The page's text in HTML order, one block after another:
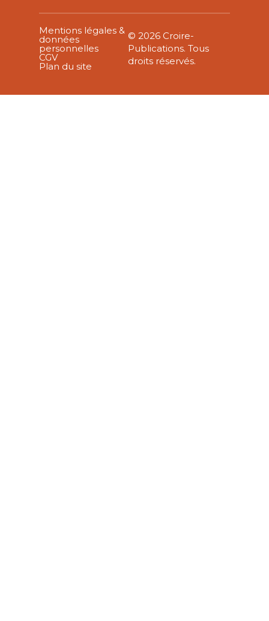
Mentions légales &
données
personnelles
CGV
Plan du site
© 2026 Croire-
Publications. Tous
droits réservés.